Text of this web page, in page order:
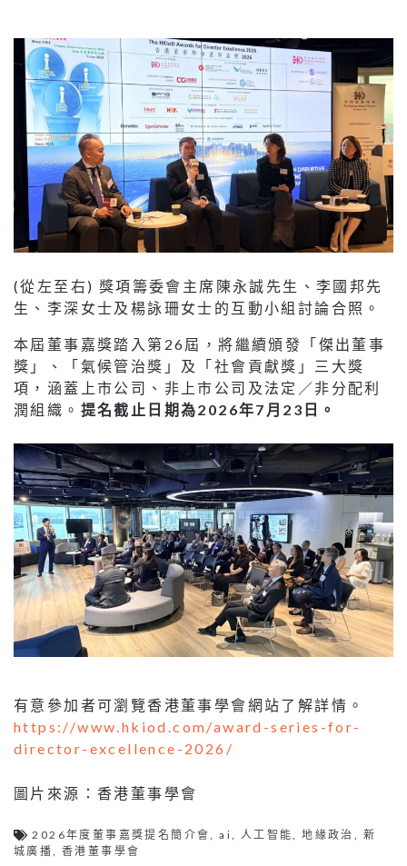
(從左至右) 獎項籌委會主席陳永誠先生、李國邦先
生、李深女士及楊詠珊女士的互動小組討論合照。
本屆董事嘉獎踏入第26屆，將繼續頒發「傑出董事
獎」、「氣候管治獎」及「社會貢獻獎」三大獎
項，涵蓋上市公司、非上市公司及法定／非分配利
潤組織。 提名截止日期為2026年7月23日。
有意參加者可瀏覽香港董事學會網站了解詳情。
https://www.hkiod.com/award-series-for-
director-excellence-2026/
圖片來源：香港董事學會
2026年度董事嘉獎提名簡介會 ,ai 人工智能 ,地緣政治
新
城廣播
,香港董事學會